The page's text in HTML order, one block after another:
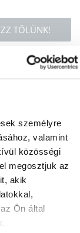
személyre
valamint
közösségi
megosztjuk az
akik
Ön által
TŐLÜNK!